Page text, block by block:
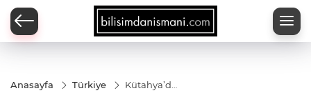
Anasayfa Türkiye
Kütahya’da